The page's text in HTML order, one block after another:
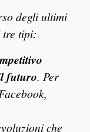
degli ultimi
tre tipi:
futuro. Per
che